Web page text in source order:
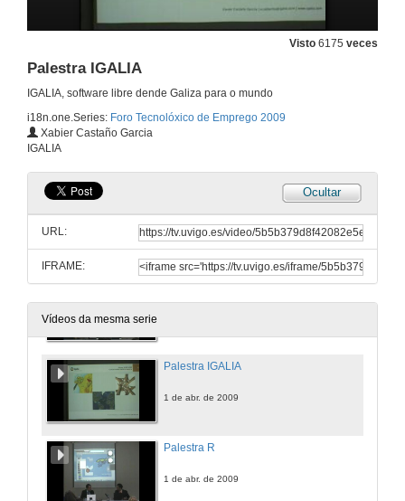
Visto 6175 veces
Palestra IGALIA
IGALIA, software libre dende Galiza para o mundo
i18n.one.Series: Foro Tecnolóxico de Emprego 2009
Xabier Castaño Garcia
IGALIA
Ocultar
URL:
IFRAME:
Vídeos da mesma serie
Palestra ALTIA
1 de abr. de 2009
Palestra Coremain
Palestra IGALIA
1 de abr. de 2009
Palestra R
1 de abr. de 2009